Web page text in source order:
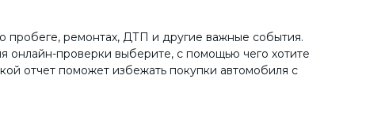
пробеге, ремонтах, ДТП и другие важные события.
онлайн-проверки выберите, с помощью чего хотите
отчет поможет избежать покупки автомобиля с